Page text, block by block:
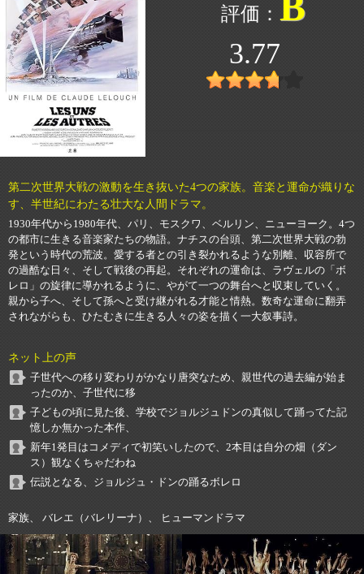
3.77
第二次世界大戦の激動を生き抜いた4つの家族。音楽と運命が織りな
す、半世紀にわたる壮大な人間ドラマ。
1930年代から1980年代、パリ、モスクワ、ベルリン、ニューヨーク。4つ
の都市に生きる音楽家たちの物語。ナチスの台頭、第二次世界大戦の勃
発という時代の荒波。愛する者との引き裂かれるような別離、収容所で
の過酷な日々、そして戦後の再起。それぞれの運命は、ラヴェルの「ボ
レロ」の旋律に導かれるように、やがて一つの舞台へと収束していく。
親から子へ、そして孫へと受け継がれる才能と情熱。数奇な運命に翻弄
されながらも、ひたむきに生きる人々の姿を描く一大叙事詩。
ネット上の声
子世代への移り変わりがかなり唐突なため、親世代の過去編が始ま
ったのか、子世代に移
子どもの頃に見た後、学校でジョルジュドンの真似して踊ってた記
憶しか無かった本作、
新年1発目はコメディで初笑いしたので、2本目は自分の畑（ダン
ス）観なくちゃだわね
伝説となる、ジョルジュ・ドンの踊るボレロ
家族、 バレエ（バレリーナ）、 ヒューマンドラマ